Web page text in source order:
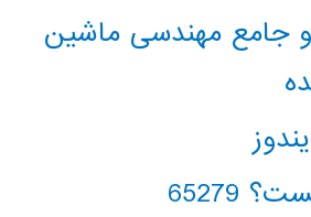
و جامع مهندسی ماشین
65279